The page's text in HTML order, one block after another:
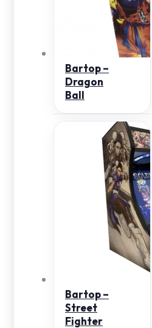
Bartop –
Dragon
Ball
Bartop –
Street
Fighter